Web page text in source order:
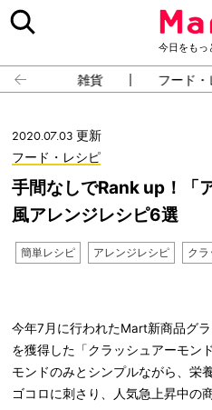
今日をもっ
雑貨 フード
2020.07.03 更新
フード・レシピ
手間なしでRank up！「
風アレンジレシピ6選
簡単レシピ アレンジレシピ ク
今年7月に行われたMart新商品グ
を獲得した「クラッシュアーモン
モンドのみとシンプルながら、栄
ゴコロに刺さり、人気急上昇中の